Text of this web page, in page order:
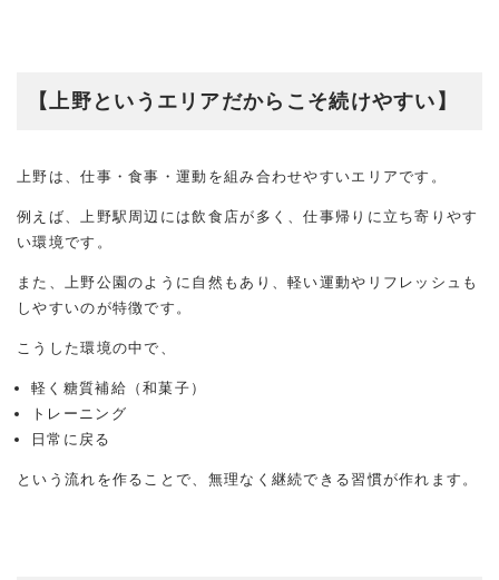
【上野というエリアだからこそ続けやすい】
上野は、仕事・食事・運動を組み合わせやすいエリアです。
例えば、上野駅周辺には飲食店が多く、仕事帰りに立ち寄りやす
い環境です。
また、上野公園のように自然もあり、軽い運動やリフレッシュも
しやすいのが特徴です。
こうした環境の中で、
軽く糖質補給（和菓子）
トレーニング
日常に戻る
という流れを作ることで、無理なく継続できる習慣が作れます。